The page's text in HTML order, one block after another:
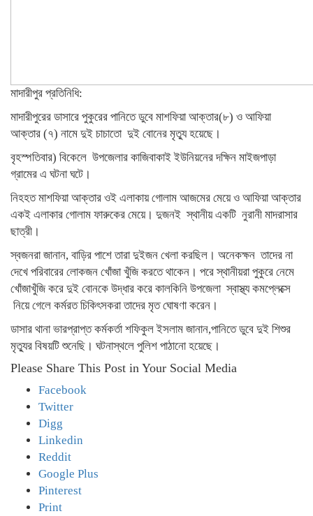
মাদারীপুর প্রতিনিধি:
মাদারীপুরের ডাসারে পুকুরের পানিতে ডুবে মাশফিয়া আক্তার(৮) ও আফিয়া
আক্তার (৭) নামে দুই চাচাতো দুই বোনের মৃত্যু হয়েছে।
বৃহস্পতিবার) বিকেলে উপজেলার কাজিবাকাই ইউনিয়নের দক্ষিন মাইজপাড়া
গ্রামের এ ঘটনা ঘটে।
নিহহত মাশফিয়া আক্তার ওই এলাকায় গোলাম আজমের মেয়ে ও আফিয়া আক্তার
একই এলাকার গোলাম ফারুকের মেয়ে। দুজনই স্থানীয় একটি নুরানী মাদরাসার
ছাত্রী।
স্বজনরা জানান, বাড়ির পাশে তারা দুইজন খেলা করছিল। অনেকক্ষন তাদের না
দেখে পরিবারের লোকজন খোঁজা খুঁজি করতে থাকেন। পরে স্থানীয়রা পুকুরে নেমে
খোঁজাখুঁজি করে দুই বোনকে উদ্ধার করে কালকিনি উপজেলা স্বাস্থ্য কমপ্লেক্সে
নিয়ে গেলে কর্মরত চিকিৎসকরা তাদের মৃত ঘোষণা করেন।
ডাসার থানা ভারপ্রাপ্ত কর্মকর্তা শফিকুল ইসলাম জানান,পানিতে ডুবে দুই শিশুর
মৃত্যুর বিষয়টি শুনেছি। ঘটনাস্থলে পুলিশ পাঠানো হয়েছে।
Please Share This Post in Your Social Media
Facebook
Twitter
Digg
Linkedin
Reddit
Google Plus
Pinterest
Print